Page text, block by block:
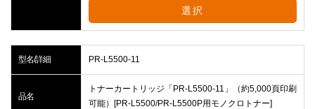
選択
型名/詳細 PR-L5500-11
品名
トナーカートリッジ「PR-L5500-11」（約5,000頁印刷
可能）[PR-L5500/PR-L5500P用モノクロトナー]